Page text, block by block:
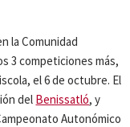
la Comunidad
3 competiciones más,
el 6 de octubre. El
del Benissatló, y
Autonómico